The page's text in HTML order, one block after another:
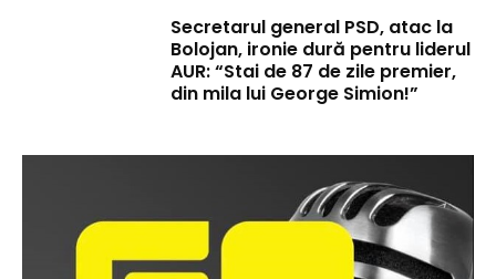
Secretarul general PSD, atac la
Bolojan, ironie dură pentru liderul
AUR: “Stai de 87 de zile premier,
din mila lui George Simion!”